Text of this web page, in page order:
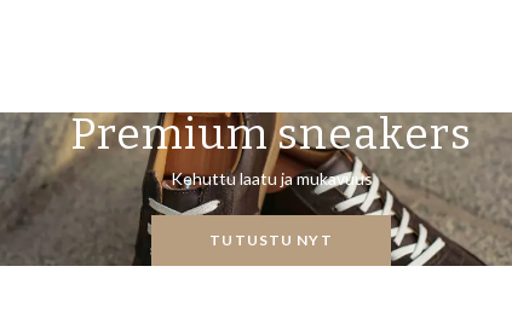
Premium sneakers
Kehuttu laatu ja mukavuus
TUTUSTU NYT